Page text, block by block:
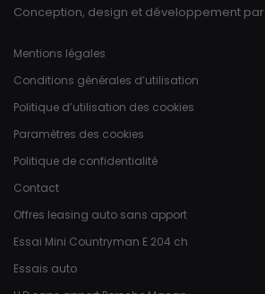
Conception, design et développement par
Pied de page
Mentions légales
Conditions générales d’utilisation
Politique d’utilisation des cookies
Paramètres des cookies
Politique de confidentialité
Contact
Offres leasing auto sans apport
Essai Mini Countryman E 204 ch
Essais auto